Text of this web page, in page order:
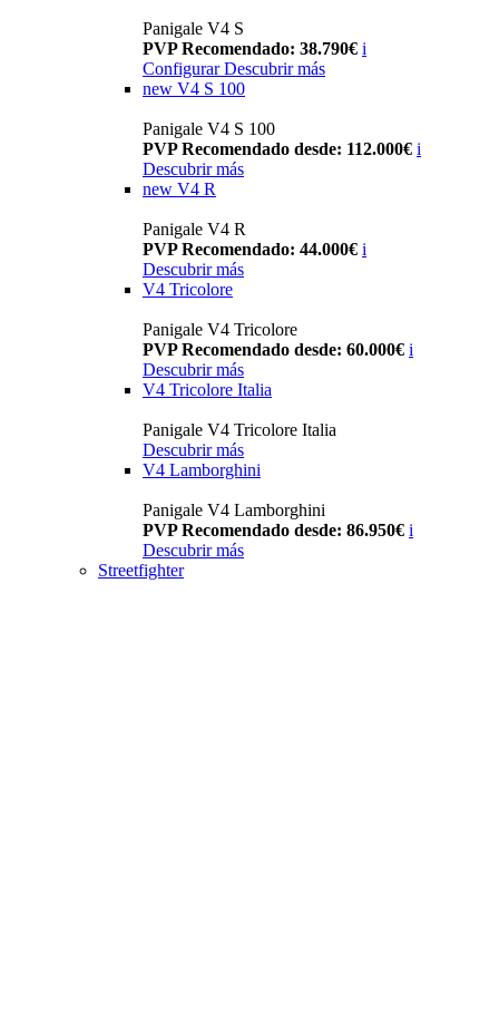
Panigale V4 S
PVP Recomendado: 38.790€ i
Configurar Descubrir más
new V4 S 100
Panigale V4 S 100
PVP Recomendado desde: 112.000€ i
Descubrir más
new V4 R
Panigale V4 R
PVP Recomendado: 44.000€ i
Descubrir más
V4 Tricolore
Panigale V4 Tricolore
PVP Recomendado desde: 60.000€ i
Descubrir más
V4 Tricolore Italia
Panigale V4 Tricolore Italia
Descubrir más
V4 Lamborghini
Panigale V4 Lamborghini
PVP Recomendado desde: 86.950€ i
Descubrir más
Streetfighter